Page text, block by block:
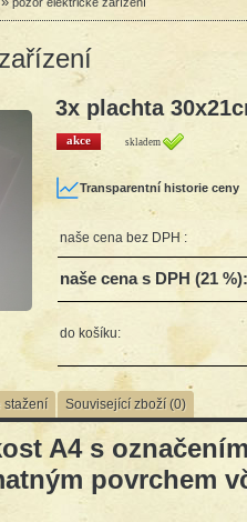
3x plachta
akce skladem
Transparentní historie ceny
naše cena bez DPH :
naše cena s DPH (21 %):
do košíku:
stažení Související zboží (0)
A4 s
povrchem